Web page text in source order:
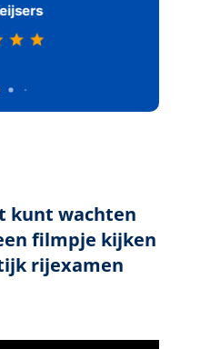
kunt wachten
filmpje kijken
rijexamen